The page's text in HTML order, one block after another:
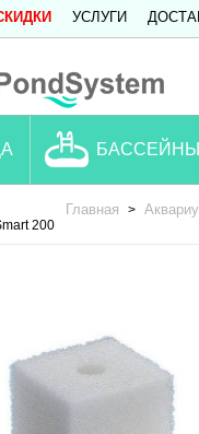
УСЛУГИ
БАССЕЙНЫ
Главная >
200